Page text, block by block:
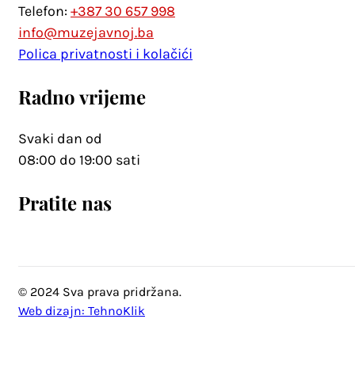
Telefon: +387 30 657 998
info@muzejavnoj.ba
Polica privatnosti i kolačići
Radno vrijeme
Svaki dan od
08:00 do 19:00 sati
Pratite nas
© 2024 Sva prava pridržana.
Web dizajn: TehnoKlik